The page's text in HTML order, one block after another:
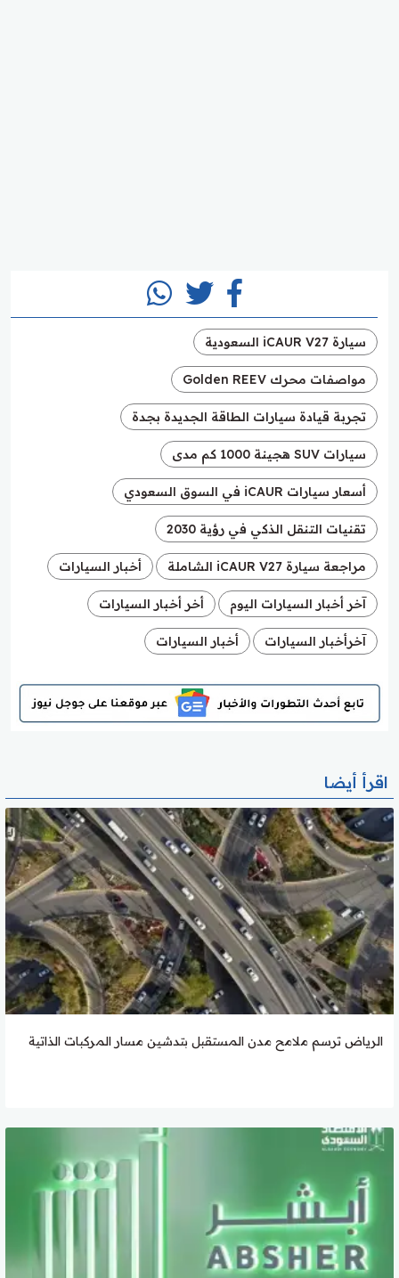
سيارة iCAUR V27 السعودية
مواصفات محرك Golden REEV
تجربة قيادة سيارات الطاقة الجديدة بجدة
سيارات SUV هجينة 1000 كم مدى
أسعار سيارات iCAUR في السوق السعودي
تقنيات التنقل الذكي في رؤية 2030
مراجعة سيارة iCAUR V27 الشاملة أخبار السيارات
آخر أخبار السيارات اليوم أخر أخبار السيارات
آخرأخبار السيارات أخبار السيارات
اقرأ أيضا
الرياض ترسم ملامح مدن المستقبل بتدشين مسار المركبات الذاتية